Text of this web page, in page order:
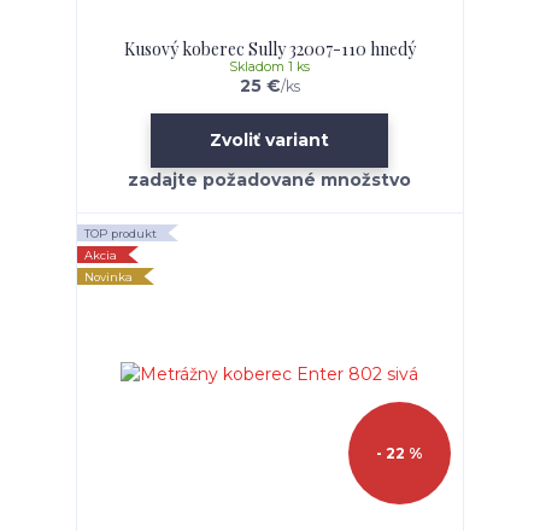
Kusový koberec Sully 32007-110 hnedý
25 €/ks
Skladom 1 ks
Zvoliť variant
TOP produkt
Akcia
Novinka
- 22 %